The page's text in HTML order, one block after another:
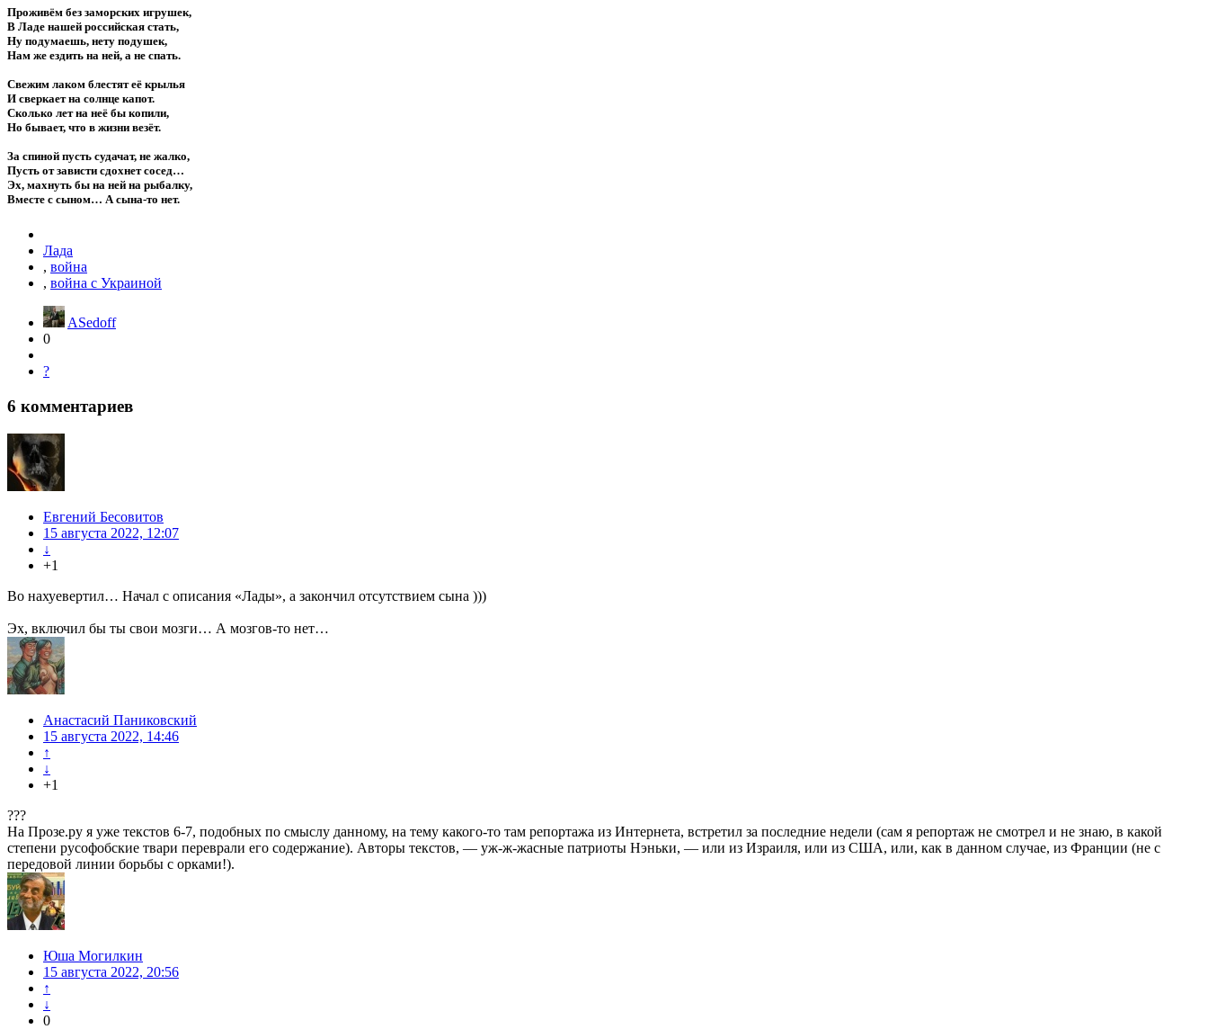
Проживём без заморских игрушек,
В Ладе нашей российская стать,
Ну подумаешь, нету подушек,
Нам же ездить на ней, а не спать.
Свежим лаком блестят её крылья
И сверкает на солнце капот.
Сколько лет на неё бы копили,
Но бывает, что в жизни везёт.
За спиной пусть судачат, не жалко,
Пусть от зависти сдохнет сосед…
Эх, махнуть бы на ней на рыбалку,
Вместе с сыном… А сына-то нет.
Лада
, война
, война с Украиной
ASedoff
0
?
6 комментариев
Евгений Бесовитов
15 августа 2022, 12:07
↓
+1
Во нахуевертил… Начал с описания «Лады», а закончил отсутствием сына )))
Эх, включил бы ты свои мозги… А мозгов-то нет…
Анастасий Паниковский
15 августа 2022, 14:46
↑
↓
+1
???
На Прозе.ру я уже текстов 6-7, подобных по смыслу данному, на тему какого-то там репортажа из Интернета, встретил за последние недели (сам я репортаж не смотрел и не знаю, в какой
степени русофобские твари переврали его содержание). Авторы текстов, — уж-ж-жасные патриоты Нэньки, — или из Израиля, или из США, или, как в данном случае, из Франции (не с
передовой линии борьбы с орками!).
Юша Могилкин
15 августа 2022, 20:56
↑
↓
0